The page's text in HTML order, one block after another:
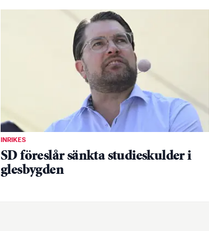
INRIKES
SD föreslår sänkta studieskulder i
glesbygden